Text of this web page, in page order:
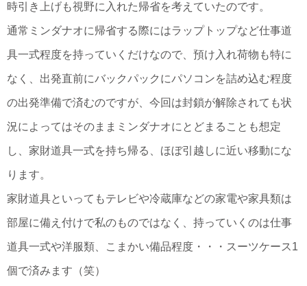
時引き上げも視野に入れた帰省を考えていたのです。
通常ミンダナオに帰省する際にはラップトップなど仕事道
具一式程度を持っていくだけなので、預け入れ荷物も特に
なく、出発直前にバックパックにパソコンを詰め込む程度
の出発準備で済むのですが、今回は封鎖が解除されても状
況によってはそのままミンダナオにとどまることも想定
し、家財道具一式を持ち帰る、ほぼ引越しに近い移動にな
ります。
家財道具といってもテレビや冷蔵庫などの家電や家具類は
部屋に備え付けで私のものではなく、持っていくのは仕事
道具一式や洋服類、こまかい備品程度・・・スーツケース1
個で済みます（笑）